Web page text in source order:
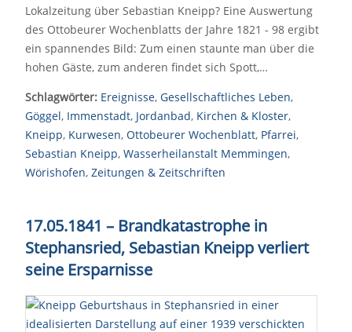
Lokalzeitung über Sebastian Kneipp? Eine Auswertung
des Ottobeurer Wochenblatts der Jahre 1821 - 98 ergibt
ein spannendes Bild: Zum einen staunte man über die
hohen Gäste, zum anderen findet sich Spott,…
Schlagwörter: Ereignisse, Gesellschaftliches Leben,
Göggel, Immenstadt, Jordanbad, Kirchen & Kloster,
Kneipp, Kurwesen, Ottobeurer Wochenblatt, Pfarrei,
Sebastian Kneipp, Wasserheilanstalt Memmingen,
Wörishofen, Zeitungen & Zeitschriften
17.05.1841 – Brandkatastrophe in
Stephansried, Sebastian Kneipp verliert
seine Ersparnisse